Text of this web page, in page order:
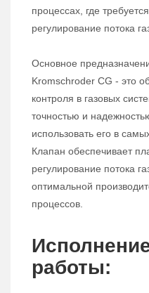
процессах, где
регулирование потока
Основное
Kromschroder CG - это
контроля в газовых
точностью и
использовать его в
Клапан обеспечивает
регулирование потока
оптимальной
процессов.
работы: